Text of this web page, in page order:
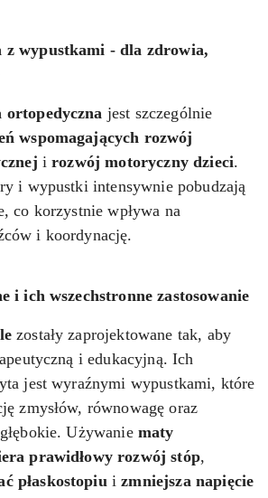
z wypustkami - dla zdrowia,
ortopedyczna jest szczególnie
wspomagających rozwój
irozwój motoryczny dzieci.
i wypustki intensywnie pobudzają
co korzystnie wpływa na
i koordynację.
i ich wszechstronne zastosowanie
zostały zaprojektowane tak, aby
i edukacyjną. Ich
jest wyraźnymi wypustkami, które
zmysłów, równowagę oraz
Używanie maty
prawidłowy rozwój stóp,
płaskostopiuizmniejsza napięcie